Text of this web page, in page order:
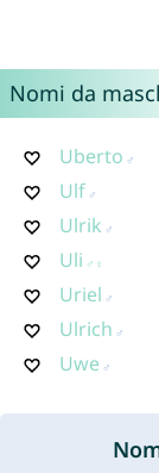
Nomi da
Uberto
Ulf
Ulrik
Uli
Uriel
Ulrich
Uwe